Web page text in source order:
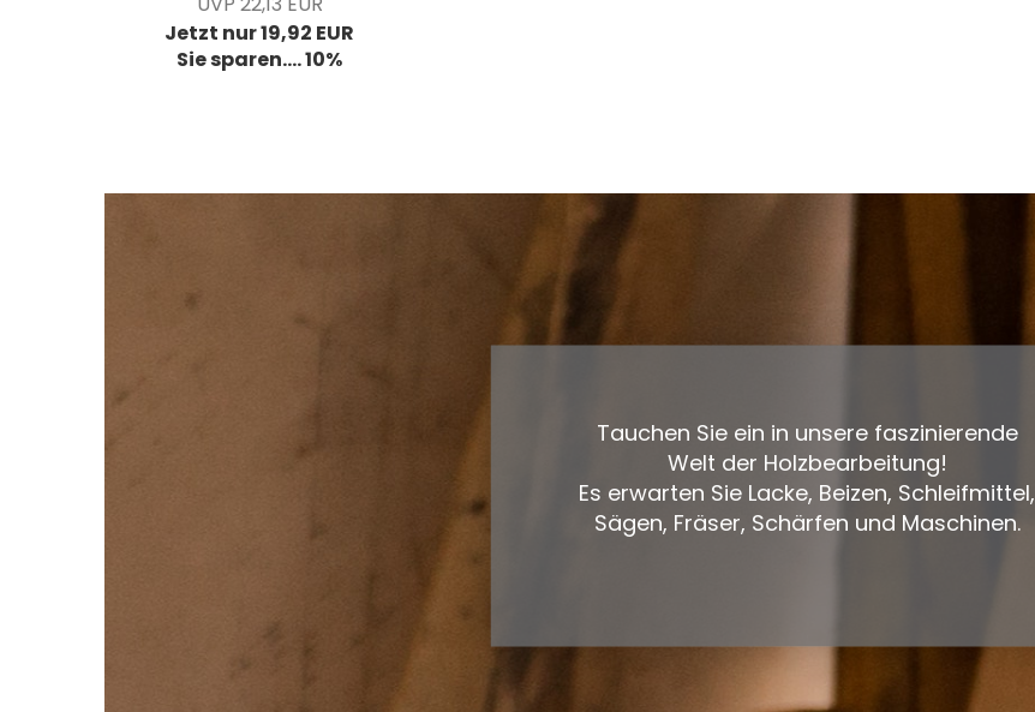
Jetzt nur 19,92 EUR
Sie sparen.... 10%
Tauchen Sie ein in unsere faszinierende
Welt der Holzbearbeitung!
Es erwarten Sie Lacke, Beizen, Schleifmittel,
Sägen, Fräser, Schärfen und Maschinen.